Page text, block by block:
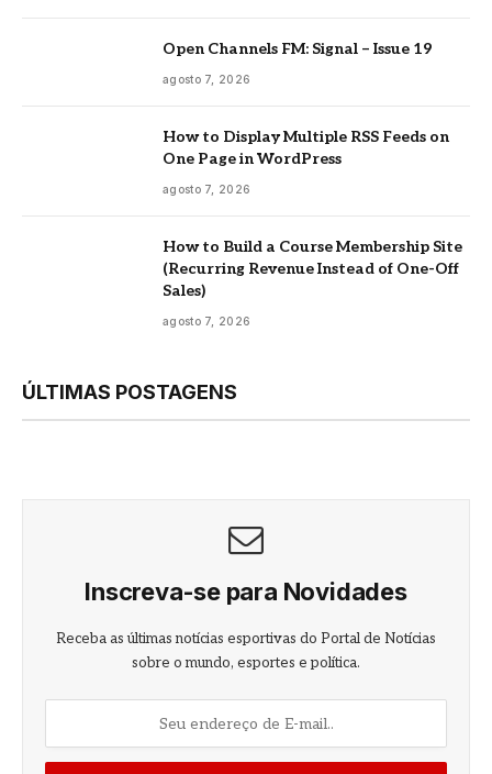
Open Channels FM: Signal – Issue 19
agosto 7, 2026
How to Display Multiple RSS Feeds on
One Page in WordPress
agosto 7, 2026
How to Build a Course Membership Site
(Recurring Revenue Instead of One-Off
Sales)
agosto 7, 2026
ÚLTIMAS POSTAGENS
Inscreva-se para Novidades
Receba as últimas notícias esportivas do Portal de Notícias
sobre o mundo, esportes e política.